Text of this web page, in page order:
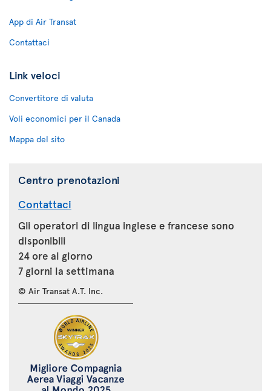
App di Air Transat
Contattaci
Link veloci
Convertitore di valuta
Voli economici per il Canada
Mappa del sito
Centro prenotazioni
Contattaci
Gli operatori di lingua inglese e francese sono
disponibili
24 ore al giorno
7 giorni la settimana
© Air Transat A.T. Inc.